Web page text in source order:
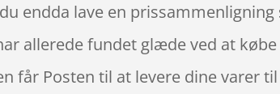
endda lave en prissammenligning
allerede fundet glæde ved at
får Posten til at levere dine varer